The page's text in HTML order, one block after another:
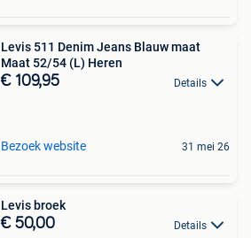
Levis 511 Denim Jeans Blauw maat
Maat 52/54 (L) Heren
€ 109,95 Details
Bezoek website 31 mei 26
Levis broek
€ 50,00 Details